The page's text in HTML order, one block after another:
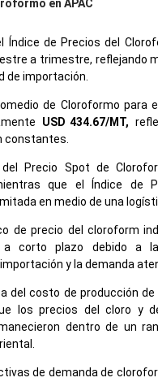
en APAC
Índice de Precios del
a trimestre, reflejando
de importación.
de Cloroformo para
USD 434.67/MT,
constantes.
Precio Spot de
que el Índice de
en medio de una
de precio del cloroform
a corto plazo debido a la
y la demanda
del costo de producción
los precios del cloro y
dentro de un
de demanda de